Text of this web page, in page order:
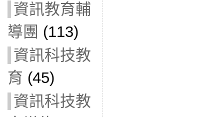
資訊教育輔
導團 (113)
資訊科技教
育 (45)
資訊科技教